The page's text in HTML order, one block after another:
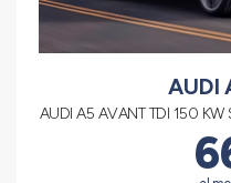
AUDI
AUDI A5 AVANT TDI 150 KW